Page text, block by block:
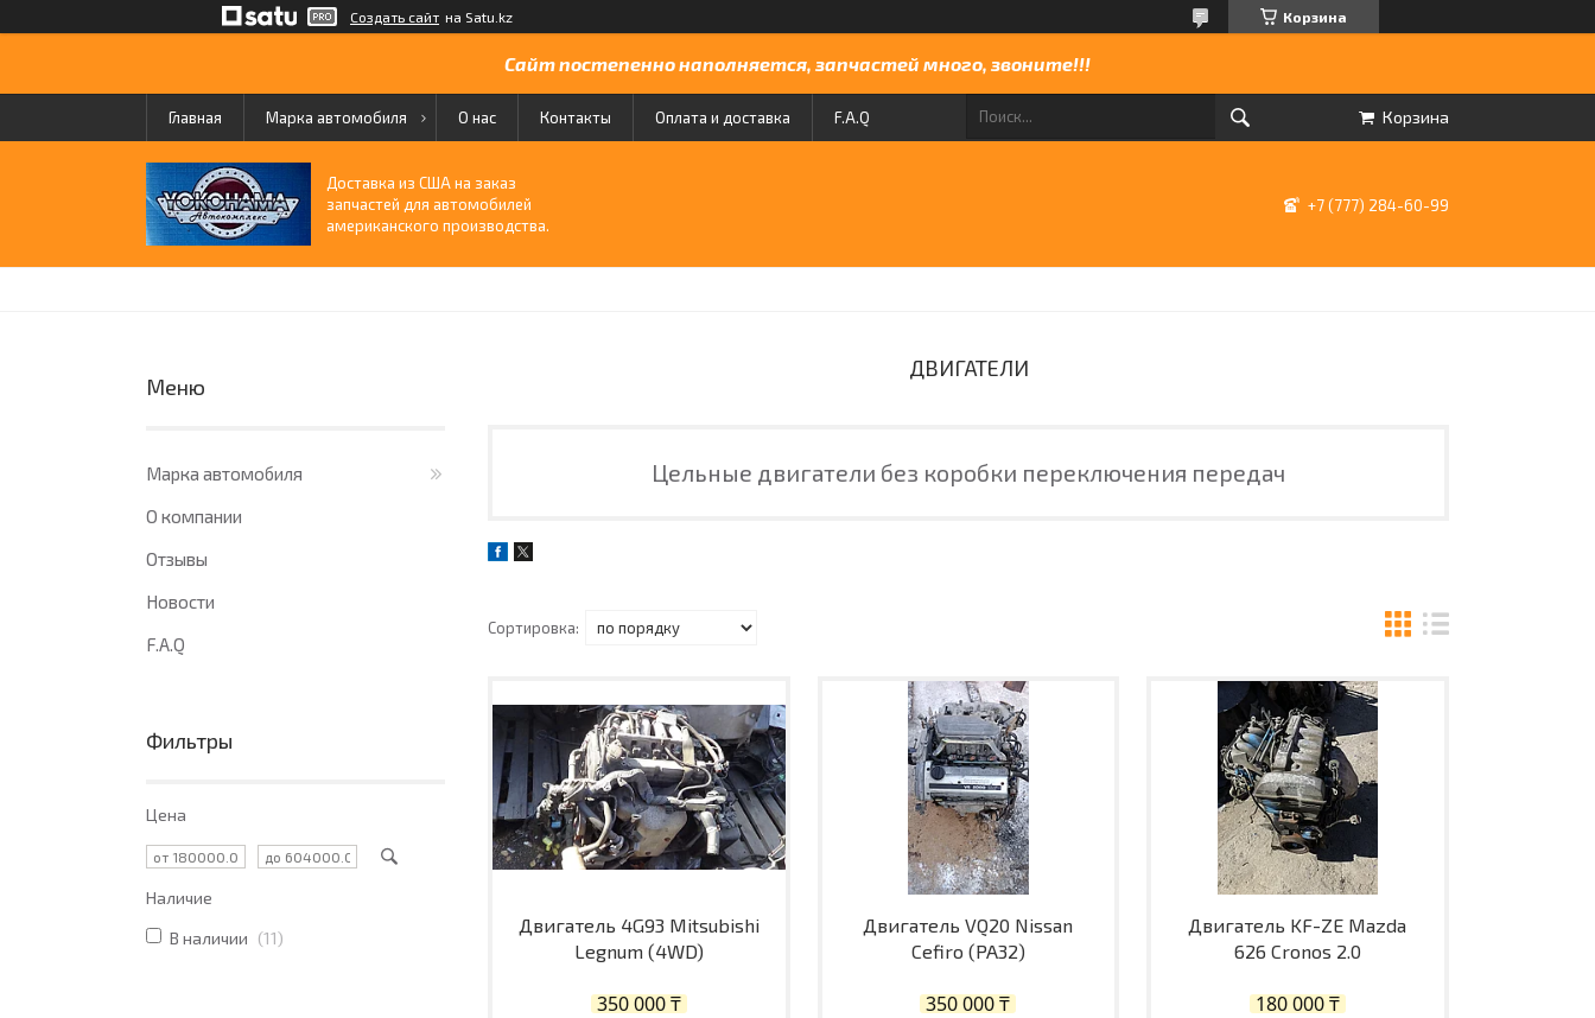
Создать сайт на Satu.kz Корзина
Сайт постепенно наполняется, запчастей много, звоните!!!
Главная Марка автомобиля О нас Контакты Оплата и доставка F.A.Q Корзина
Доставка из США на заказ
запчастей для автомобилей
американского производства.
+7 (777) 284-60-99
ДВИГАТЕЛИ
Цельные двигатели без коробки переключения передач
Двигатель 4G93 Mitsubishi
Legnum (4WD)
350 000 ₸
Двигатель VQ20 Nissan
Cefiro (PA32)
350 000 ₸
Двигатель KF-ZE Mazda
626 Cronos 2.0
180 000 ₸
Марка автомобиля
О компании
Отзывы
Новости
F.A.Q
Фильтры
Цена
Наличие
В наличии
11